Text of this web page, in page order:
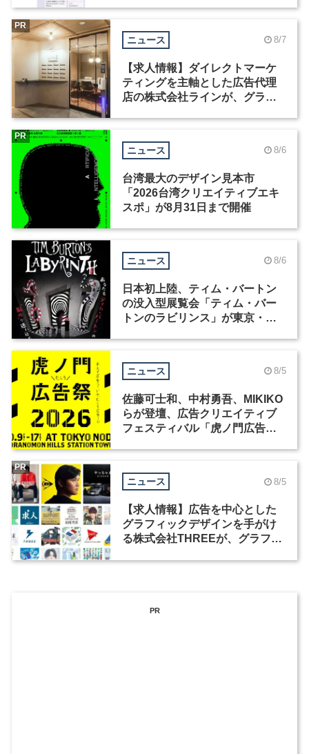
ニュース 8/7
【求人情報】ダイレクトマーケ
ティングを主軸とした広告代理
店の株式会社ラインが、グラフ
PR
ニュース 8/6
台湾最大のデザイン見本市
「2026台湾クリエイティブエキ
スポ」が8月31日まで開催
PR
ニュース 8/6
日本初上陸、ティム・バートン
の没入型展覧会「ティム・バー
トンのラビリンス」が東京・豊
ニュース 8/5
佐藤可士和、中村勇吾、MIKIKO
らが登壇、広告クリエイティブ
フェスティバル「虎ノ門広告
ニュース 8/5
【求人情報】広告を中心とした
グラフィックデザインを手がけ
る株式会社THREEが、グラフィ
PR
PR